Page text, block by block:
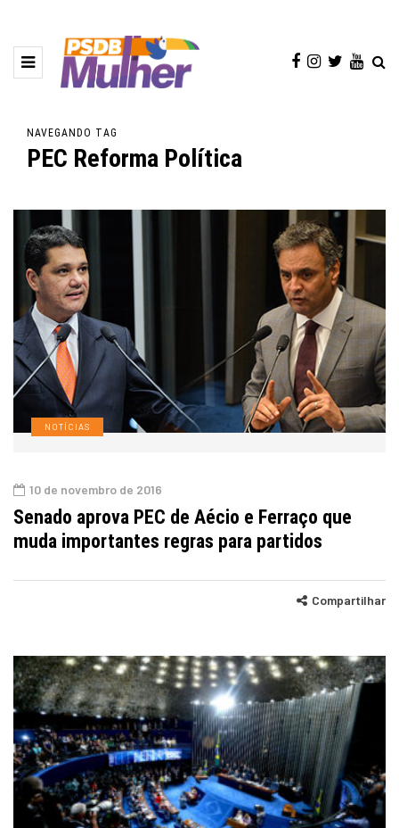
NAVEGANDO TAG
PEC Reforma Política
NOTÍCIAS
10 de novembro de 2016
Senado aprova PEC de Aécio e Ferraço que
muda importantes regras para partidos
Compartilhar